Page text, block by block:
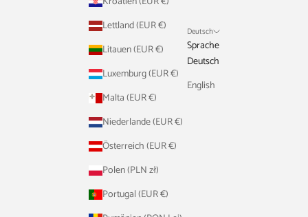
Lettland (EUR €)
Litauen (EUR €)
Luxemburg (EUR €)
Malta (EUR €)
Niederlande (EUR €)
Österreich (EUR €)
Polen (PLN zł)
Portugal (EUR €)
Deutsch
Sprache
Deutsch
English